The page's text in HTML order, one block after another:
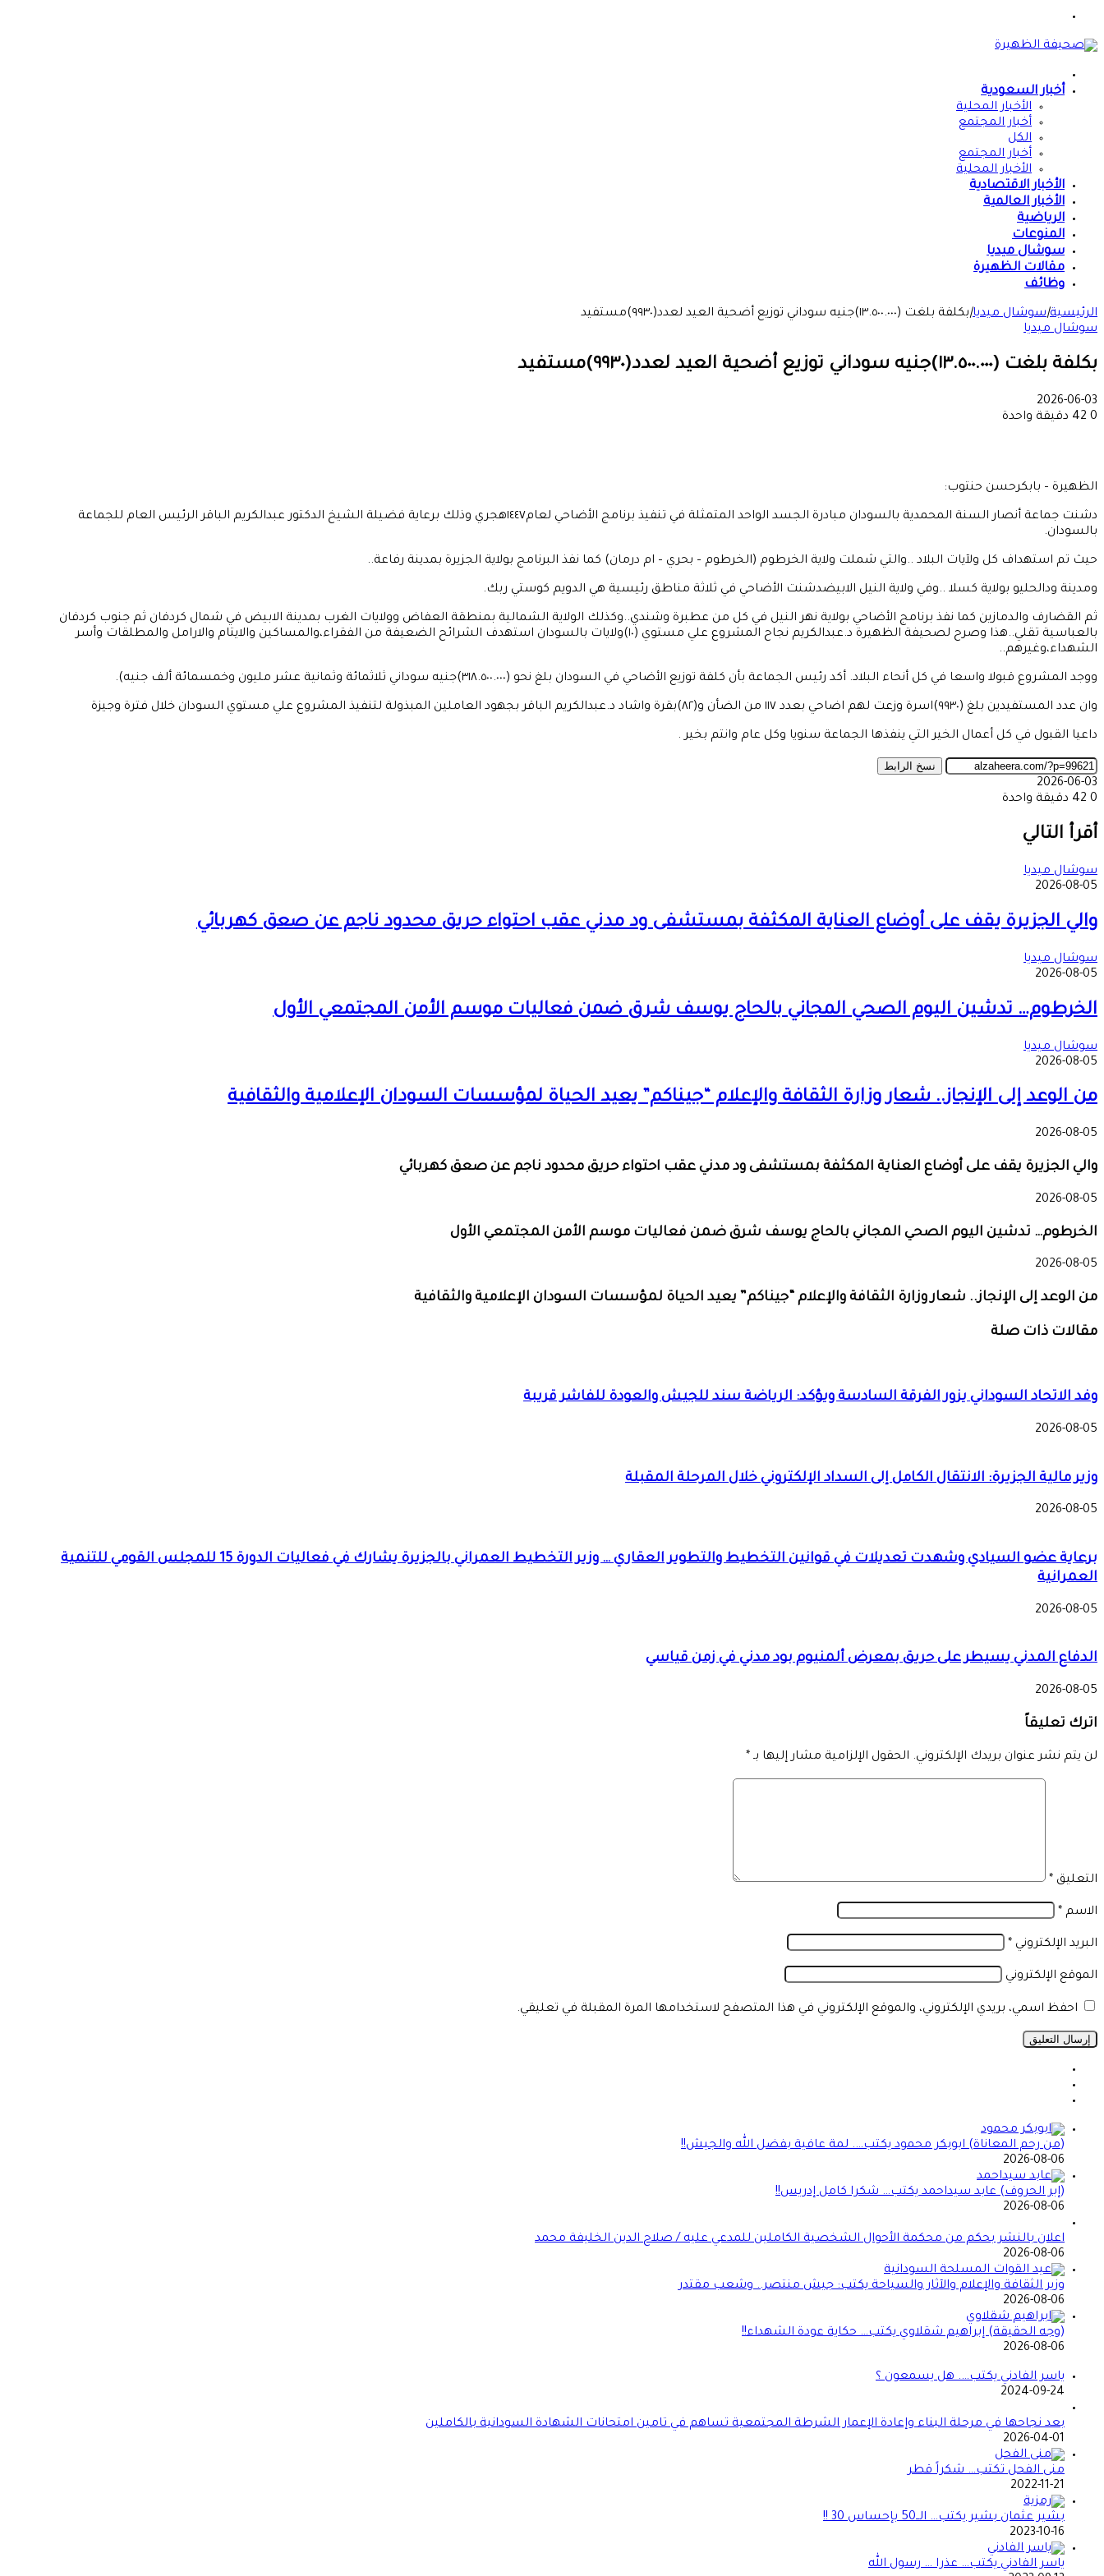
أخبار السعودية
الأخبار المحلية
أخبار المجتمع
الكل
أخبار المجتمع
الأخبار المحلية
الأخبار الاقتصادية
الأخبار العالمية
الرياضية
المنوعات
سوشال ميديا
مقالات الظهيرة
وظائف
الرئيسية|سوشال ميديا|بكلفة بلغت (١٣.٥٠٠.٠٠٠)جنيه سوداني توزيع أضحية العيد لعدد(٩٩٣٠)مستفيد
سوشال ميديا
بكلفة بلغت (١٣.٥٠٠.٠٠٠)جنيه سوداني توزيع أضحية العيد لعدد(٩٩٣٠)مستفيد
2026-06-03
0
دقيقة واحدة
الظهيرة – بابكرحسن حنتوب:
دشنت جماعة أنصار السنة المحمدية بالسودان مبادرة الجسد الواحد المتمثلة في تنفيذ برنامج الأضاحي لعام١٤٤٧هجري وذلك برعاية فضيلة الشيخ الدكتور عبدالكريم الباقر الرئيس العام للجماعة
بالسودان.
حيث تم استهداف كل ولآيات البلاد ..والتي شملت ولاية الخرطوم (الخرطوم – بحري – ام درمان) كما نفذ البرنامج بولاية الجزيرة بمدينة رفاعة..
ومدينة ودالحليو بولاية كسلا ..وفي ولاية النيل الابيضدشنت الأضاحي في ثلاثة مناطق رئيسية هي الدويم كوستي ربك.
ثم القضارف والدمازين كما نفذ برنامج الأضاحي بولاية نهر النيل في كل من عطبرة وشندي..وكذلك الولاية الشمالية بمنطقة العفاض وولايات الغرب بمدينة الابيض في شمال كردفان ثم جنوب كردفان
بالعباسية تقلي..هذا وصرح لصحيفة الظهيرة د.عبدالكريم نجاح المشروع علي مستوي (١٠)ولايات بالسودان استهدف الشرائح الضعيفة من الفقراء،والمساكين والايتام والارامل والمطلقات وأسر
الشهداء،وغيرهم..
ووجد المشروع قبولا واسعا في كل أنحاء البلاد. أكد رئيس الجماعة بأن كلفة توزيع الأضاحي في السودان بلغ نحو (٣١٨.٥٠٠.٠٠٠)جنيه سوداني ثلاثمائة وثمانية عشر مليون وخمسمائة ألف جنيه).
وان عدد المستفيدين بلغ (٩٩٣٠)اسرة وزعت لهم اضاحي بعدد ١١٧ من الضأن و(٨٢)بقرة واشاد د.عبدالكريم الباقر بجهود العاملين المبذولة لتنفيذ المشروع علي مستوي السودان خلال فترة وجيزة
داعيا القبول في كل أعمال الخير التي ينفذها الجماعة سنويا وكل عام وانتم بخير .
نسخ الرابط
2026-06-03
0
دقيقة واحدة
عبر
البريد
أقرأ التالي
سوشال ميديا
2026-08-05
والي الجزيرة يقف على أوضاع العناية المكثفة بمستشفى ود مدني عقب احتواء حريق محدود ناجم عن صعق كهربائي
سوشال ميديا
2026-08-05
الخرطوم… تدشين اليوم الصحي المجاني بالحاج يوسف شرق ضمن فعاليات موسم الأمن المجتمعي الأول
سوشال ميديا
2026-08-05
من الوعد إلى الإنجاز.. شعار وزارة الثقافة والإعلام “جيناكم” يعيد الحياة لمؤسسات السودان الإعلامية والثقافية
2026-08-05
والي الجزيرة يقف على أوضاع العناية المكثفة بمستشفى ود مدني عقب احتواء حريق محدود ناجم عن صعق كهربائي
2026-08-05
الخرطوم… تدشين اليوم الصحي المجاني بالحاج يوسف شرق ضمن فعاليات موسم الأمن المجتمعي الأول
2026-08-05
من الوعد إلى الإنجاز.. شعار وزارة الثقافة والإعلام “جيناكم” يعيد الحياة لمؤسسات السودان الإعلامية والثقافية
مقالات ذات صلة
وفد الاتحاد السوداني يزور الفرقة السادسة ويؤكد: الرياضة سند للجيش والعودة للفاشر قريبة
2026-08-05
وزير مالية الجزيرة: الانتقال الكامل إلى السداد الإلكتروني خلال المرحلة المقبلة
2026-08-05
برعاية عضو السيادي وشهدت تعديلات في قوانين التخطيط والتطوير العقاري … وزير التخطيط العمراني بالجزيرة يشارك في فعاليات الدورة 15 للمجلس القومي للتنمية
العمرانية
2026-08-05
الدفاع المدني يسيطر على حريق بمعرض ألمنيوم بود مدني في زمن قياسي
2026-08-05
اترك تعليقاً
لن يتم نشر عنوان بريدك الإلكتروني. الحقول الإلزامية مشار إليها بـ *
التعليق *
الاسم *
البريد الإلكتروني *
الموقع الإلكتروني
احفظ اسمي، بريدي الإلكتروني، والموقع الإلكتروني في هذا المتصفح لاستخدامها المرة المقبلة في تعليقي.
(من رحم المعاناة) ابوبكر محمود يكتب…. لمة عافية بفضل الله والجيش!!
2026-08-06
(إبر الحروف) عابد سيداحمد يكتب… شكرا كامل إدريس!!
2026-08-06
اعلان بالنشر بحكم من محكمة الأحوال الشخصية الكاملين للمدعي عليه / صلاح الدين الخليفة محمد
2026-08-06
وزير الثقافة والإعلام والآثار والسياحة يكتب: جيش منتصر.. وشعب مقتدر
2026-08-06
(وجه الحقيقة) إبراهيم شقلاوي يكتب… حكاية عودة الشهداء!!
2026-08-06
ياسر الفادني يكتب…. هل يسمعون ؟
2024-09-24
بعد نجاحها في مرحلة البناء وإعادة الإعمار الشرطة المجتمعية تساهم في تامين امتحانات الشهادة السودانية بالكاملين
2026-04-01
منى الفحل تكتب… شكراً قطر
2022-11-21
بشير عثمان بشير يكتب… الــ50 بإحساس 30 !!
2023-10-16
ياسر الفادني يكتب… عذرا … رسول الله